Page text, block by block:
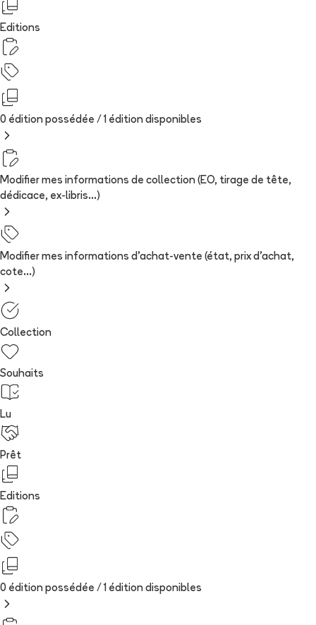
Editions
0 édition possédée / 1 édition disponibles
Modifier mes informations de collection (EO, tirage de tête,
dédicace, ex-libris...)
Modifier mes informations d'achat-vente (état, prix d'achat,
cote...)
Collection
Souhaits
Lu
Prêt
Editions
0 édition possédée / 1 édition disponibles